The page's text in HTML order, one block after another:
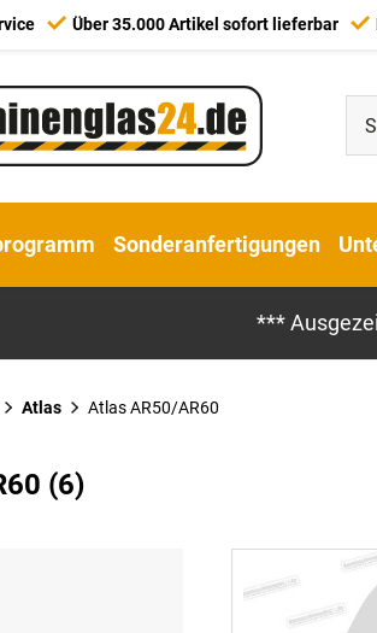
Über 35.000 Artikel sofort lieferbar
Sonderanfertigungen
***
Atlas Atlas AR50/AR60
(6)